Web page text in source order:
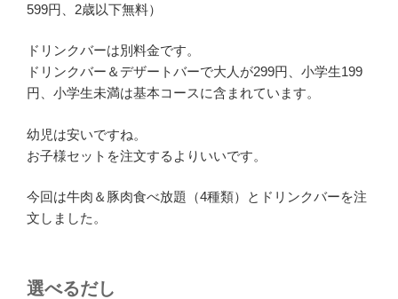
599円、2歳以下無料）
ドリンクバーは別料金です。
ドリンクバー＆デザートバーで大人が299円、小学生199
円、小学生未満は基本コースに含まれています。
幼児は安いですね。
お子様セットを注文するよりいいです。
今回は牛肉＆豚肉食べ放題（4種類）とドリンクバーを注
文しました。
選べるだし